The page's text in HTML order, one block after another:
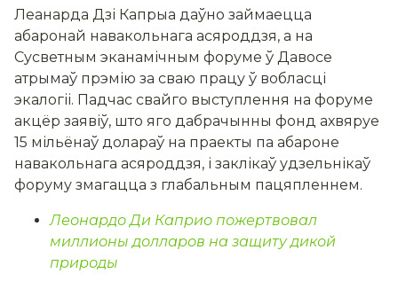
Леанарда Дзі Капрыа даўно займаецца
абаронай навакольнага асяроддзя, а на
Сусветным эканамічным форуме ў Давосе
атрымаў прэмію за сваю працу ў вобласці
экалогіі. Падчас свайго выступлення на форуме
акцёр заявіў, што яго дабрачынны фонд ахвяруе
15 мільёнаў долараў на праекты па абароне
навакольнага асяроддзя, і заклікаў удзельнікаў
форуму змагацца з глабальным пацяпленнем.
Леонардо Ди Каприо пожертвовал
миллионы долларов на защиту дикой
природы